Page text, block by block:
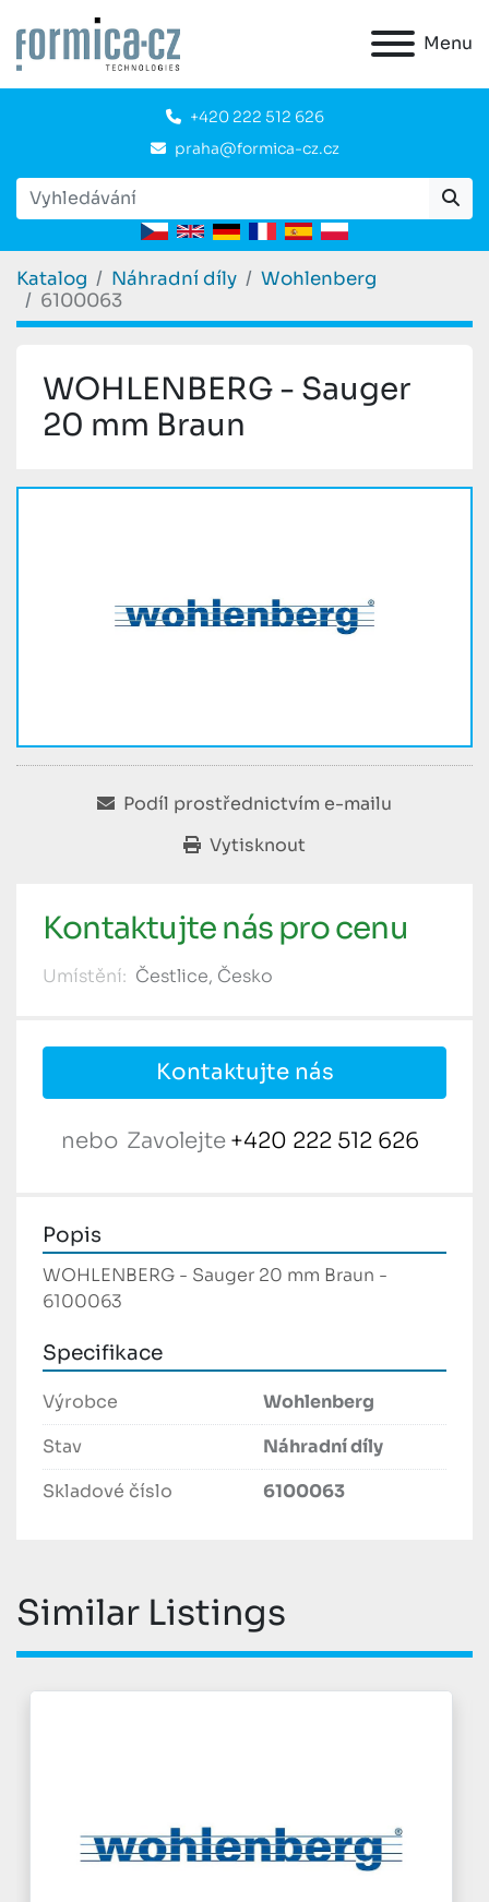
Menu
+420 222 512 626
praha@formica-cz.cz
Katalog Náhradní díly
Wohlenberg
6100063
WOHLENBERG - Sauger
20 mm Braun
Podíl prostřednictvím e-mailu
Vytisknout
Kontaktujte nás pro cenu
Umístění: Čestlice, Česko
Kontaktujte nás
nebo Zavolejte +420 222 512 626
Popis
WOHLENBERG - Sauger 20 mm Braun -
6100063
Specifikace
Výrobce
Wohlenberg
Stav
Náhradní díly
Skladové číslo
6100063
Similar Listings